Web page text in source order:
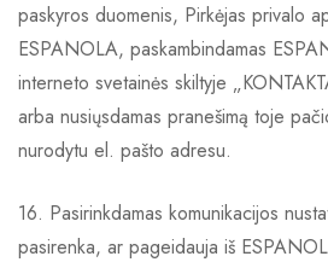
paskyros duomenis, Pirkėjas privalo
ESPANOLA, paskambindamas
interneto svetainės skiltyje
arba nusiųsdamas pranešimą toje
nurodytu el. pašto adresu.
16. Pasirinkdamas komunikacijos
pasirenka, ar pageidauja iš